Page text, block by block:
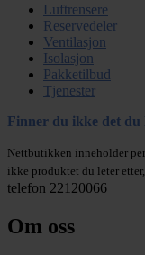
Luftrensere
Reservedeler
Ventilasjon
Isolasjon
Pakketilbud
Tjenester
Finner du ikke det du
Nettbutikken inneholder
ikke produktet du leter etter,
telefon 22120066
Om oss